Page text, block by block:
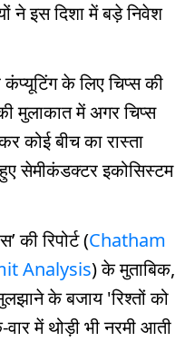
ने इस दिशा में बड़े निवेश
के लिए चिप्स की
मुलाकात में अगर चिप्स
कोई बीच का रास्ता
सेमीकंडक्टर इकोसिस्टम
की रिपोर्ट (Chatham
Analysis) के मुताबिक,
के बजाय 'रिश्तों को
में थोड़ी भी नरमी आती